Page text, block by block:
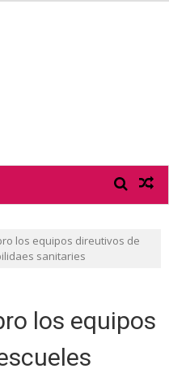
los equipos direutivos de
sanitaries
los equipos